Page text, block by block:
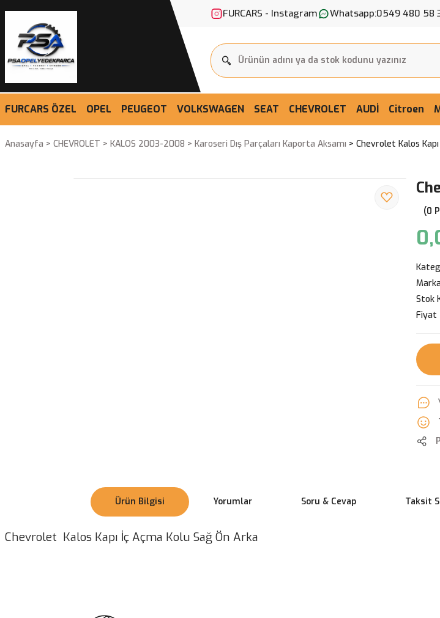
FURCARS - Instagram Whatsapp:0549 480 58
FURCARS ÖZEL OPEL PEUGEOT VOLKSWAGEN SEAT CHEVROLET AUDİ Citroen
Anasayfa CHEVROLET KALOS 2003-2008 Karoseri Dış Parçaları Kaporta Aksamı Chevrolet Kalos
(0
Stok
Fiyat
Ürün Bilgisi Yorumlar Soru & Cevap Taksit
Chevrolet Kalos Kapı İç Açma Kolu Sağ Ön Arka